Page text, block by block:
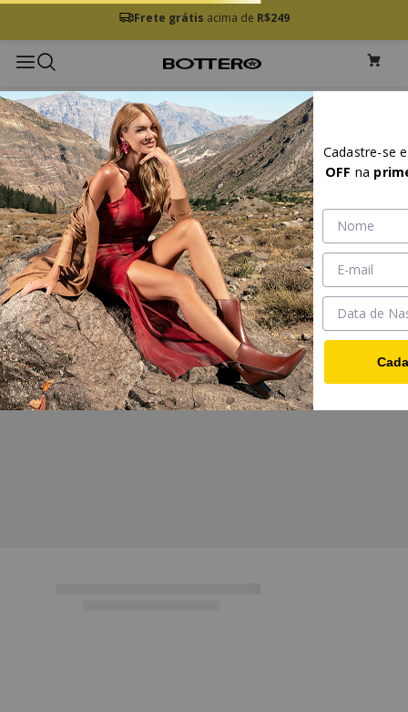
Frete grátis acima de R$249
Cadastre-se
OFF na